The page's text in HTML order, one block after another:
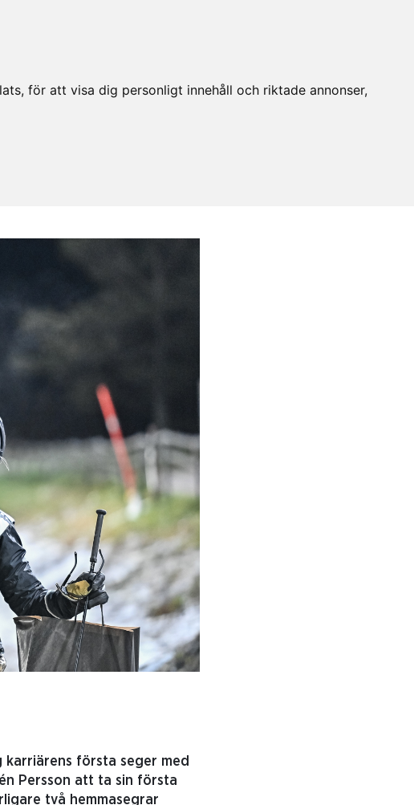
för att visa dig personligt innehåll och riktade annonser,
karriärens första seger med
Persson att ta sin första
två hemmasegrar